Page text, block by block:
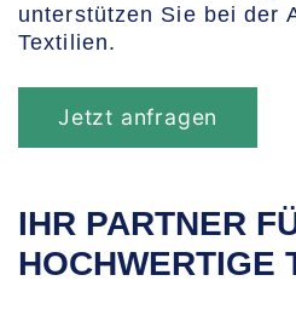
unterstützen Sie bei der
Textilien.
Jetzt anfragen
IHR PARTNER
HOCHWERTIGE